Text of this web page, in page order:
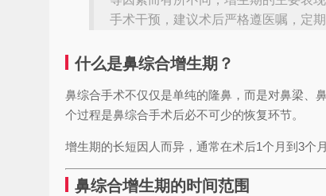
手术干预，建议术后严格遵医嘱，定
什么是鼻综合增生期？
鼻综合手术不仅仅是单纯的隆鼻，而是对鼻梁、
个过程是鼻综合手术后必不可少的恢复环节。
增生期的长短因人而异，通常在术后1个月到3个
鼻综合增生期的时间范围